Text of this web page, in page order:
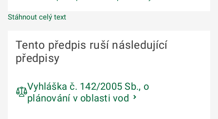
Stáhnout celý text
Tento předpis ruší následující
předpisy
Vyhláška č. 142/2005 Sb., o
plánování v oblasti vod